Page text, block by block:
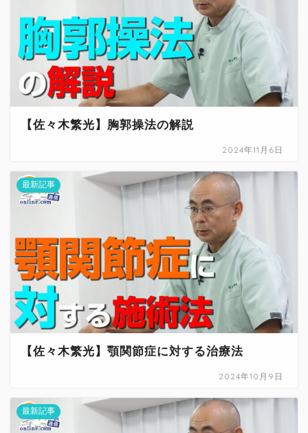
【佐々木繁光】胸郭操法の解説
2024年11月6日
最新記事
【佐々木繁光】顎関節症に対する治療法
2024年10月9日
最新記事